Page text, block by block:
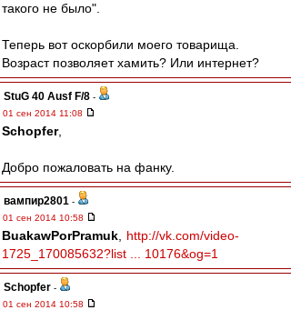
такого не было".
Теперь вот оскорбили моего товарища.
Возраст позволяет хамить? Или интернет?
StuG 40 Ausf F/8 -
01 сен 2014 11:08
Schopfer,
Добро пожаловать на фанку.
вампир2801 -
01 сен 2014 10:58
BuakawPorPramuk
http://vk.com/video-
1725_170085632?list ... 10176&og=1
Schopfer -
01 сен 2014 10:58